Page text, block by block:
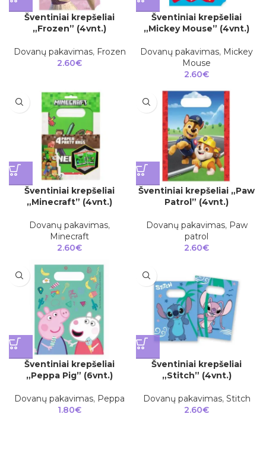
Šventiniai krepšeliai
„Frozen” (4vnt.)
Dovanų pakavimas, Frozen
2.60€
Šventiniai krepšeliai
„Mickey Mouse” (4vnt.)
Dovanų pakavimas, Mickey
Mouse
2.60€
Šventiniai krepšeliai
„Minecraft” (4vnt.)
Dovanų pakavimas,
Minecraft
2.60€
Šventiniai krepšeliai „Paw
Patrol” (4vnt.)
Dovanų pakavimas, Paw
patrol
2.60€
Šventiniai krepšeliai
„Peppa Pig” (6vnt.)
Dovanų pakavimas, Peppa
1.80€
Šventiniai krepšeliai
„Stitch” (4vnt.)
Dovanų pakavimas, Stitch
2.60€